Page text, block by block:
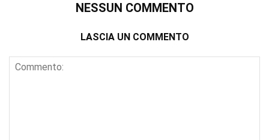
NESSUN COMMENTO
LASCIA UN COMMENTO